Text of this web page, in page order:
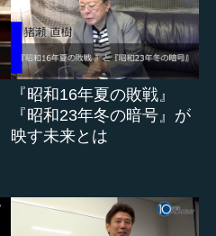
『昭和16年夏の敗戦』
『昭和23年冬の暗号』が
映す未来とは